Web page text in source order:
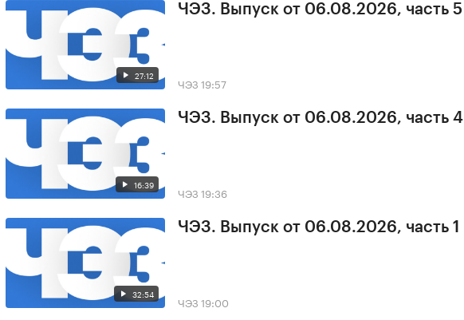
27:12
ЧЭЗ. Выпуск от 06.08.2026, часть 5
ЧЭЗ 19:57
16:39
ЧЭЗ. Выпуск от 06.08.2026, часть 4
ЧЭЗ 19:36
32:54
ЧЭЗ. Выпуск от 06.08.2026, часть 1
ЧЭЗ 19:00